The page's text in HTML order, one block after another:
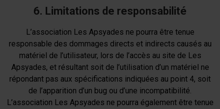
6. Limitations de responsabilité
L’association Les Apsyades ne pourra être tenue
responsable des dommages directs et indirects causés au
matériel de l’utilisateur, lors de l’accès au site de Les
Apsyades, et résultant soit de l’utilisation d’un matériel ne
répondant pas aux spécifications indiquées au point 4, soit
de l’apparition d’un bug ou d’une incompatibilité.
L’association Les Apsyades ne pourra également être tenue